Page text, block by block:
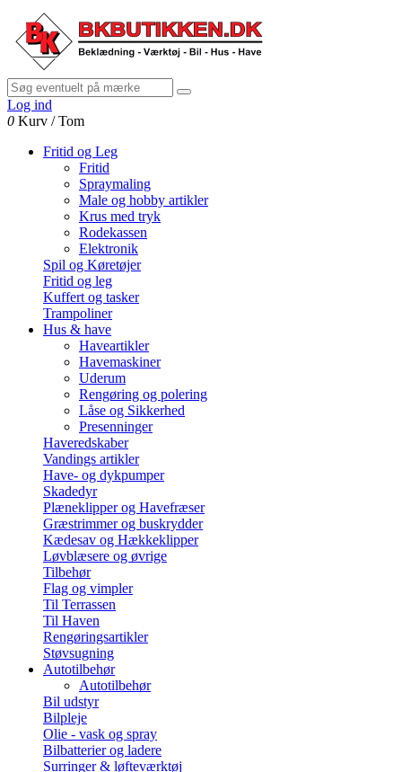
Log ind
0 Kurv /Tom
Fritid og Leg
Fritid
Spraymaling
Male og hobby artikler
Krus med tryk
Rodekassen
Elektronik
Spil og Køretøjer
Fritid og leg
Kuffert og tasker
Trampoliner
Hus & have
Haveartikler
Havemaskiner
Uderum
Rengøring og polering
Låse og Sikkerhed
Presenninger
Haveredskaber
Vandings artikler
Have- og dykpumper
Skadedyr
Plæneklipper og Havefræser
Græstrimmer og buskrydder
Kædesav og Hækkeklipper
Løvblæsere og øvrige
Tilbehør
Flag og vimpler
Til Terrassen
Til Haven
Rengøringsartikler
Støvsugning
Autotilbehør
Autotilbehør
Bil udstyr
Bilpleje
Olie - vask og spray
Bilbatterier og ladere
Surringer & løfteværktøj